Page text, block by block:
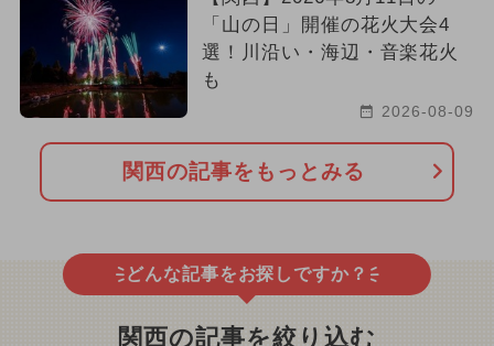
「山の日」開催の花火大会4
選！川沿い・海辺・音楽花火
も
2026-08-09
関西の記事をもっとみる
どんな記事をお探しですか？
関西の記事を絞り込む